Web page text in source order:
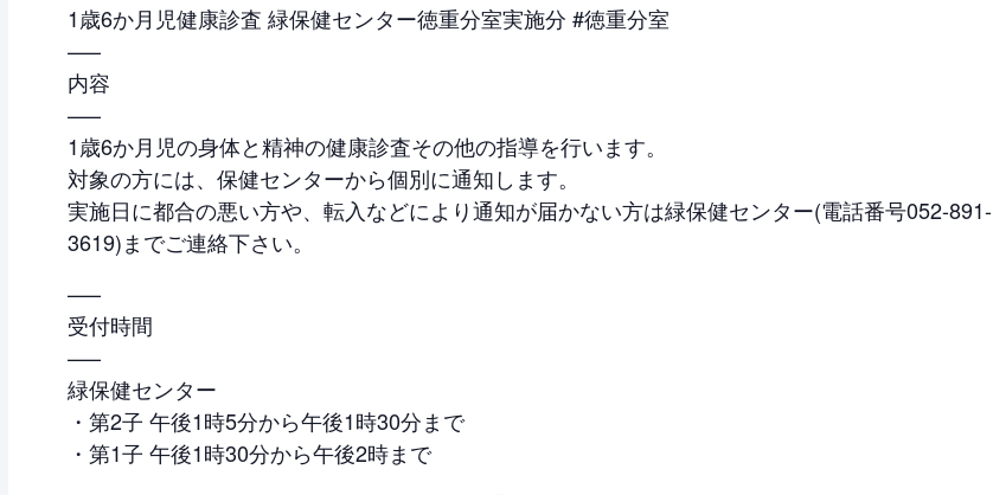
1歳6か月児健康診査 緑保健センター徳重分室実施分 #徳重分室
—–
内容
—–
1歳6か月児の身体と精神の健康診査その他の指導を行います。
対象の方には、保健センターから個別に通知します。
実施日に都合の悪い方や、転入などにより通知が届かない方は緑保健センター(電話番号052-891-
3619)までご連絡下さい。
—–
受付時間
—–
緑保健センター
・第2子 午後1時5分から午後1時30分まで
・第1子 午後1時30分から午後2時まで